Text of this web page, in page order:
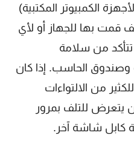
الكمبيوتر المكتبية)
قمت بها للجهاز أو لأي
من سلامة
الحاسب. إذا كان
من الالتواءات
يتعرض للتلف بمرور
كابل شاشة آخر.